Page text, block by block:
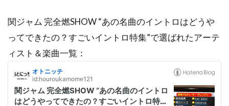
関ジャム 完全燃SHOW “あの名曲のイントロはどうや
ってできたの？すごいイントロ特集”で選ばれたアーテ
ィスト＆楽曲一覧：